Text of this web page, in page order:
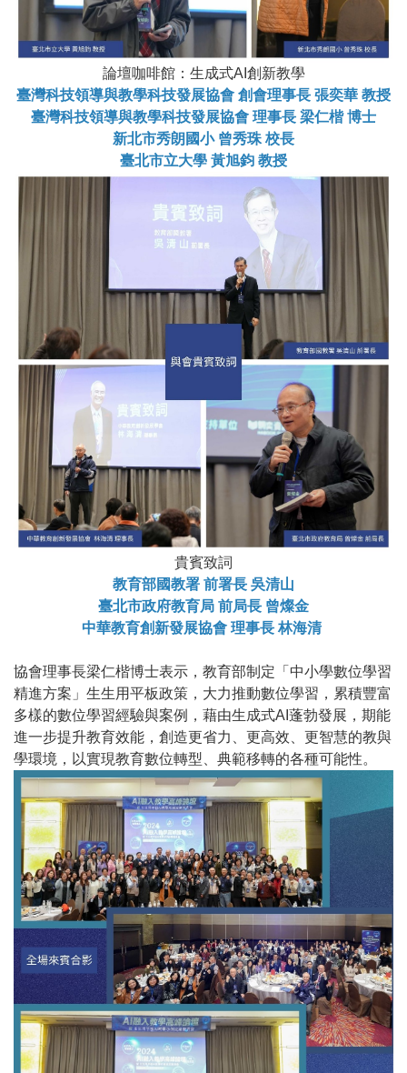
論壇咖啡館：生成式AI創新教學
臺灣科技領導與教學科技發展協會 創會理事長 張奕華 教授
臺灣科技領導與教學科技發展協會 理事長 梁仁楷 博士
新北市秀朗國小 曾秀珠 校長
臺北市立大學 黃旭鈞 教授
貴賓致詞
教育部國教署 前署長 吳清山
臺北市政府教育局 前局長 曾燦金
中華教育創新發展協會 理事長 林海清
協會理事長梁仁楷博士表示，教育部制定「中小學數位學習
精進方案」生生用平板政策，大力推動數位學習，累積豐富
多樣的數位學習經驗與案例，藉由生成式AI蓬勃發展，期能
進一步提升教育效能，創造更省力、更高效、更智慧的教與
學環境，以實現教育數位轉型、典範移轉的各種可能性。